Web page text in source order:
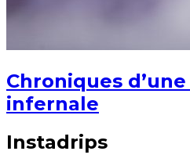
Chroniques
infernale
Instadrips